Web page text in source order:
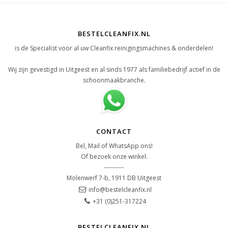
BESTELCLEANFIX.NL
is de Specialist voor al uw Cleanfix reinigingsmachines & onderdelen!
Wij zijn gevestigd in Uitgeest en al sinds 1977 als familiebedrijf actief in de
schoonmaakbranche.
CONTACT
Bel, Mail of WhatsApp ons!
Of bezoek onze winkel.
----------
Molenwerf 7-b, 1911 DB Uitgeest
info@bestelcleanfix.nl
+31 (0)251-317224